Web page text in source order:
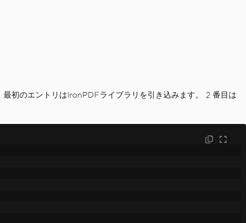
初のエントリはIronPDFライブラリを引き込みます。 2 番目は